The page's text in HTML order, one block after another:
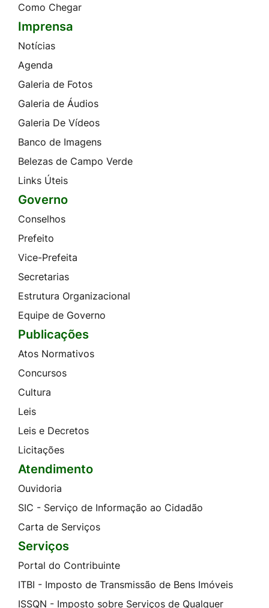
Como Chegar
Imprensa
Notícias
Agenda
Galeria de Fotos
Galeria de Áudios
Galeria De Vídeos
Banco de Imagens
Belezas de Campo Verde
Links Úteis
Governo
Conselhos
Prefeito
Vice-Prefeita
Secretarias
Estrutura Organizacional
Equipe de Governo
Publicações
Atos Normativos
Concursos
Cultura
Leis
Leis e Decretos
Licitações
Atendimento
Ouvidoria
SIC - Serviço de Informação ao Cidadão
Carta de Serviços
Serviços
Portal do Contribuinte
ITBI - Imposto de Transmissão de Bens Imóveis
ISSQN - Imposto sobre Serviços de Qualquer